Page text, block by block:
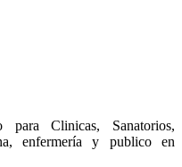
Clinicas, Sanatorios,
enfermería y publico en